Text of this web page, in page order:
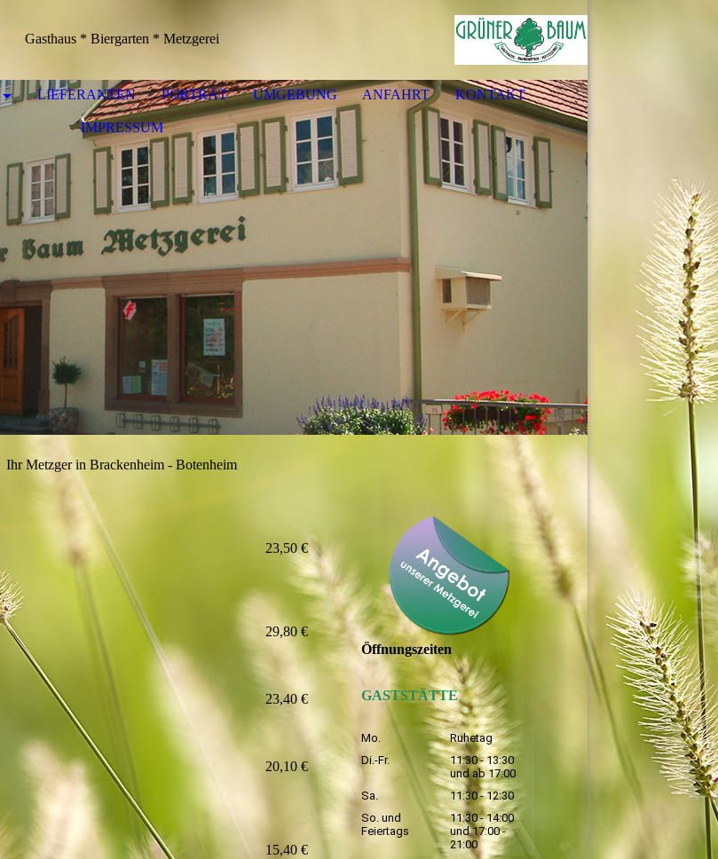
Gasthaus * Biergarten * Metzgerei
LIEFERANTEN PORTRÄT UMGEBUNG ANFAHRT KONTAKT
IMPRESSUM
Ihr Metzger in Brackenheim - Botenheim
23,50 €
29,80 €
23,40 €
20,10 €
15,40 €
Öffnungszeiten
GASTSTÄTTE
Mo.
Ruhetag
Di.-Fr.
11:30 - 13:30
und ab 17:00
Sa.
11:30 - 12:30
So. und
Feiertags
11:30 - 14:00
und 17:00 -
21:00